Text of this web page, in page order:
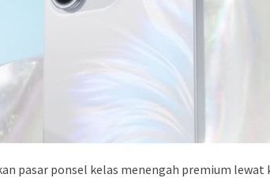
pasar ponsel kelas menengah premium lewat